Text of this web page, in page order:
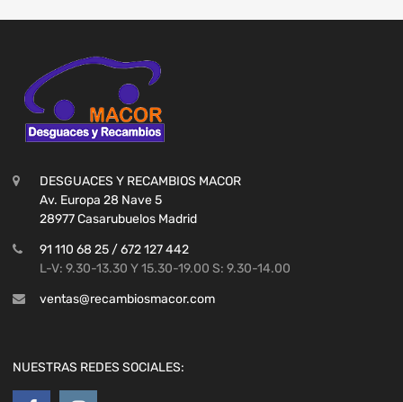
DESGUACES Y RECAMBIOS MACOR
Av. Europa 28 Nave 5
28977 Casarubuelos Madrid
91 110 68 25 / 672 127 442
L-V: 9.30-13.30 Y 15.30-19.00 S: 9.30-14.00
ventas@recambiosmacor.com
NUESTRAS REDES SOCIALES: